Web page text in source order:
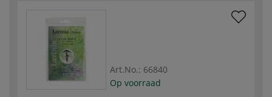
Art.No.: 66840
Op voorraad